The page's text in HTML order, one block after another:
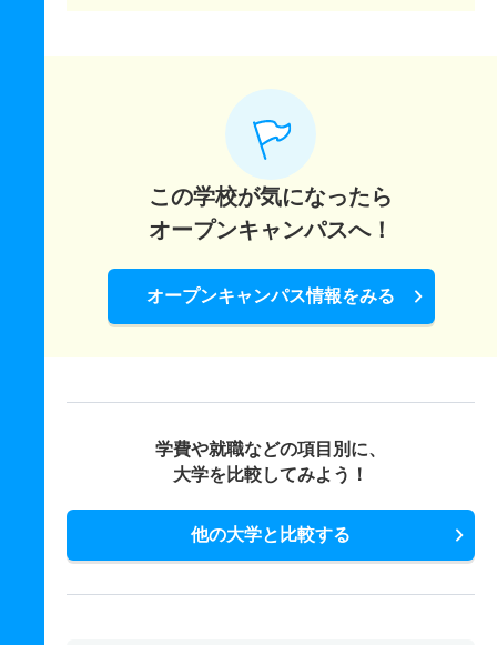
この学校が気になったら
オープンキャンパスへ！
オープンキャンパス情報をみる
学費や就職などの項目別に、
大学を比較してみよう！
他の大学と比較する